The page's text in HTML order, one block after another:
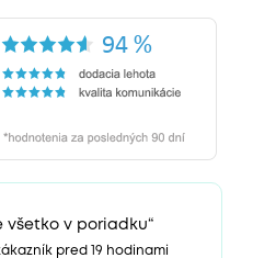
všetko v poriadku“
pred 19 hodinami